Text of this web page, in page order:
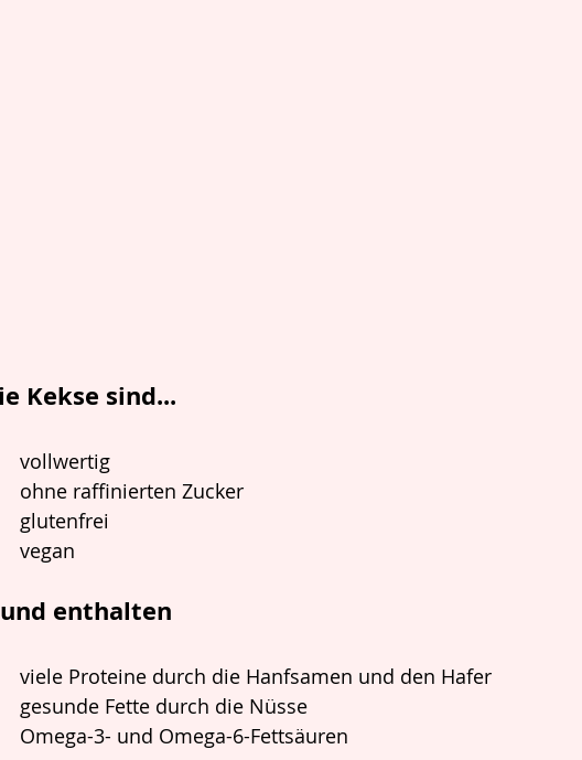
Kekse sind...
vollwertig
ohne raffinierten Zucker
glutenfrei
vegan
enthalten
viele Proteine durch die Hanfsamen und den Hafer
gesunde Fette durch die Nüsse
Omega-3- und Omega-6-Fettsäuren